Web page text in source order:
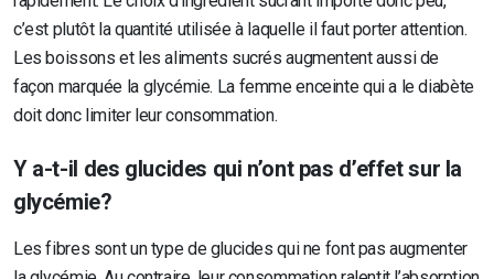
c’est plutôt la quantité utilisée à laquelle il faut porter attention.
Les boissons et les aliments sucrés augmentent aussi de
façon marquée la glycémie. La femme enceinte qui a le diabète
doit donc limiter leur consommation.
Y a-t-il des glucides qui n’ont pas d’effet sur la
glycémie?
Les fibres sont un type de glucides qui ne font pas augmenter